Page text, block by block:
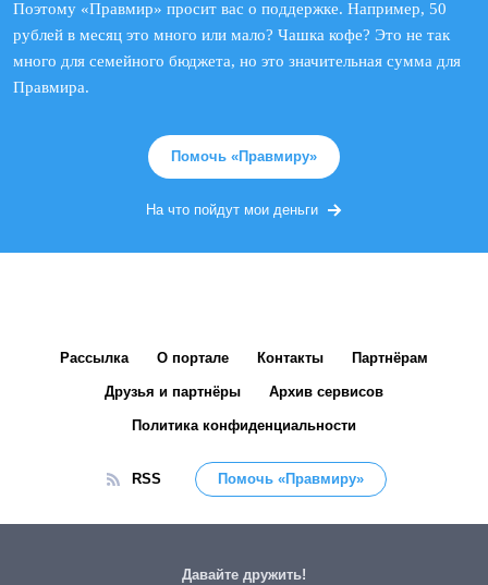
Поэтому «Правмир» просит вас о поддержке. Например, 50
рублей в месяц это много или мало? Чашка кофе? Это не так
много для семейного бюджета, но это значительная сумма для
Правмира.
Помочь «Правмиру»
На что пойдут мои деньги
Рассылка О портале Контакты Партнёрам
Друзья и партнёры Архив сервисов
Политика конфиденциальности
RSS Помочь «Правмиру»
Давайте дружить!